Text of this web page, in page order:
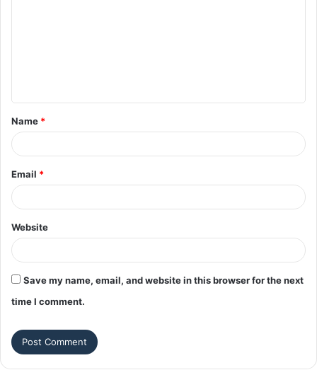
t
*
Name *
Email *
Website
Save my name, email, and website in this browser for the next
time I comment.